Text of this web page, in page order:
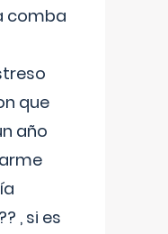
comba
que
año
, si es